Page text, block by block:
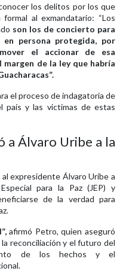
los delitos por los que
al exmandatario: “Los
son los de concierto para
persona protegida, por
el accionar de esa
de la ley que habría
el proceso de indagatoria de
país y las victimas de estas
a Álvaro Uribe a la
expresidente Álvaro Uribe a
para la Paz (JEP) y
de la verdad para
afirmó Petro, quien aseguró
reconciliación y el futuro del
de los hechos y el